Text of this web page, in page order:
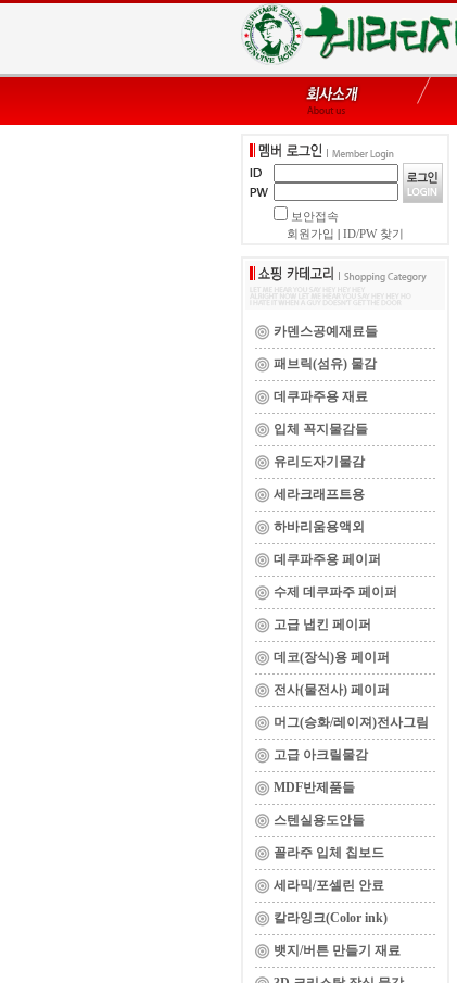
보안접속
회원가입
ID/PW 찾기
카덴스공예재료들
패브릭(섬유) 물감
데쿠파주용 재료
입체 꼭지물감들
유리도자기물감
세라크래프트용
하바리움용액외
데쿠파주용 페이퍼
수제 데쿠파주 페이퍼
고급 냅킨 페이퍼
데코(장식)용 페이퍼
전사(물전사) 페이퍼
머그(승화/레이져)전사그림
고급 아크릴물감
MDF반제품들
스텐실용도안들
꼴라주 입체 칩보드
세라믹/포셀린 안료
칼라잉크(Color ink)
뱃지/버튼 만들기 재료